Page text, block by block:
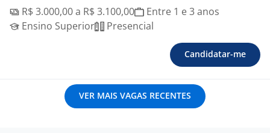
R$ 3.000,00 a R$ 3.100,00
Entre 1 e 3 anos
Ensino Superior
Presencial
Candidatar-me
VER MAIS VAGAS RECENTES